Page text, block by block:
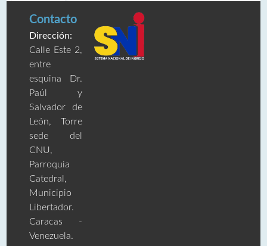
Contacto
Dirección:
Calle Este 2,
entre
esquina Dr.
Paúl y
Salvador de
León, Torre
sede del
CNU,
Parroquia
Catedral,
Municipio
Libertador.
Caracas -
Venezuela.